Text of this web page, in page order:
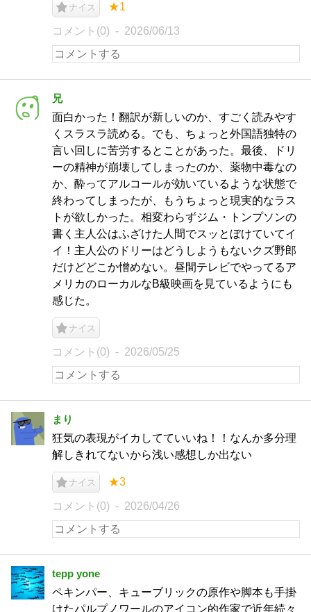
ナイス ★1
コメント(0) 2026/06/13
兄
面白かった！翻訳が新しいのか、すごく読みやす
くスラスラ読める。でも、ちょっと外国語独特の
言い回しに苦労するとことがあった。最後、ドリ
ーの精神が崩壊してしまったのか、薬物中毒なの
か、酔ってアルコールが効いているような状態で
終わってしまったが、もうちょっと現実的なラス
トが欲しかった。相変わらずジム・トンプソンの
書く主人公はふざけた人間でスッとぼけていてイ
イ！主人公のドリーはどうしようもないクズ野郎
だけどどこか憎めない。昼間テレビでやってるア
メリカのローカルなB級映画を見ているようにも
感じた。
ナイス
コメント(0) 2026/05/25
まり
狂気の表現がイカしてていいね！！なんか多分理
解しきれてないから浅い感想しか出ない
ナイス ★3
コメント(0) 2026/04/26
tepp yone
ペキンパー、キューブリックの原作や脚本も手掛
けたパルプノワールのアイコン的作家で近年続々